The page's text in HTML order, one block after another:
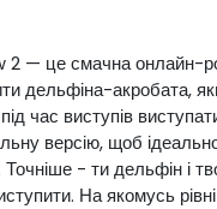
2 — це смачна онлайн-
дельфіна-акробата,
час виступів
версію, щоб
- ти дельфін і
На якомусь